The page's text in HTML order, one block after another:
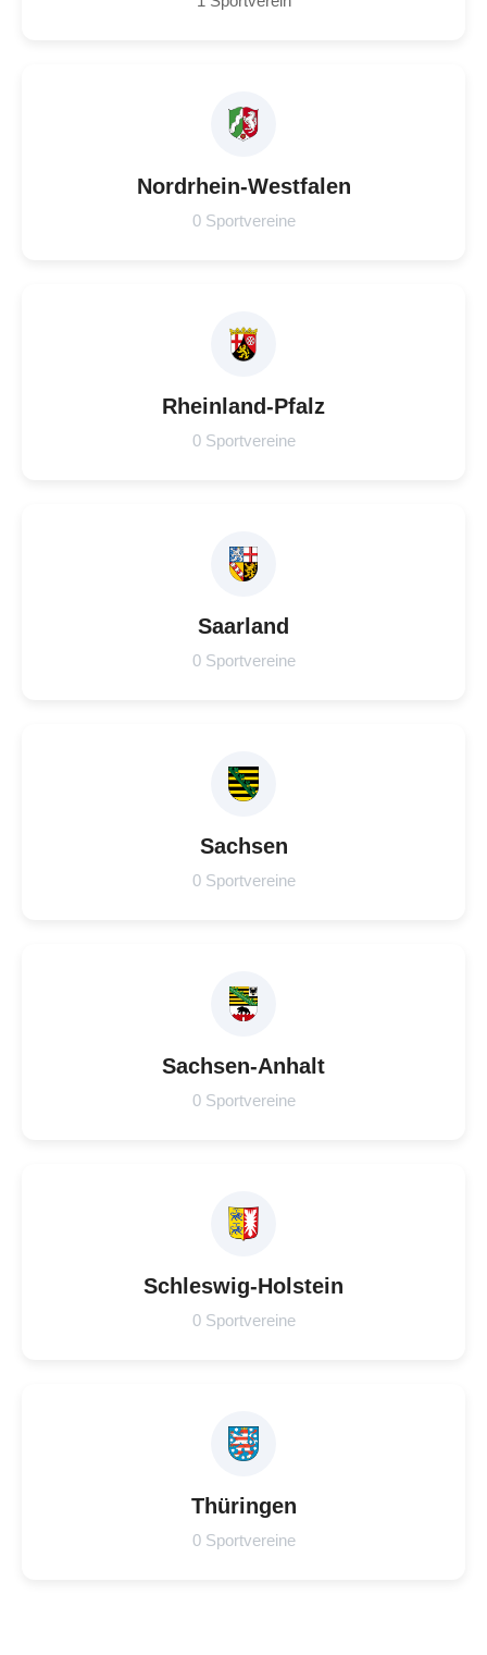
Nordrhein-Westfalen
0 Sportvereine
Rheinland-Pfalz
0 Sportvereine
Saarland
0 Sportvereine
Sachsen
0 Sportvereine
Sachsen-Anhalt
0 Sportvereine
Schleswig-Holstein
0 Sportvereine
Thüringen
0 Sportvereine